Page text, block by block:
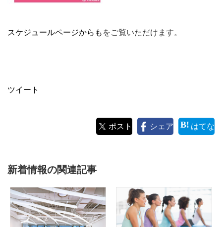
スケジュールページからも をご覧いただけます。
ツイート
ポスト シェア はてな
新着情報の関連記事